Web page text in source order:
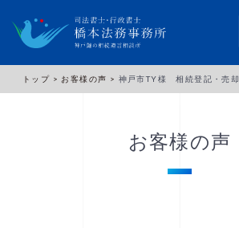
トップ > お客様の声 > 神戸市TY様 相続登記・売却
お客様の声